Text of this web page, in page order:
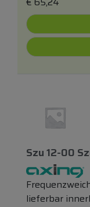
Szu 12-00
lieferbar